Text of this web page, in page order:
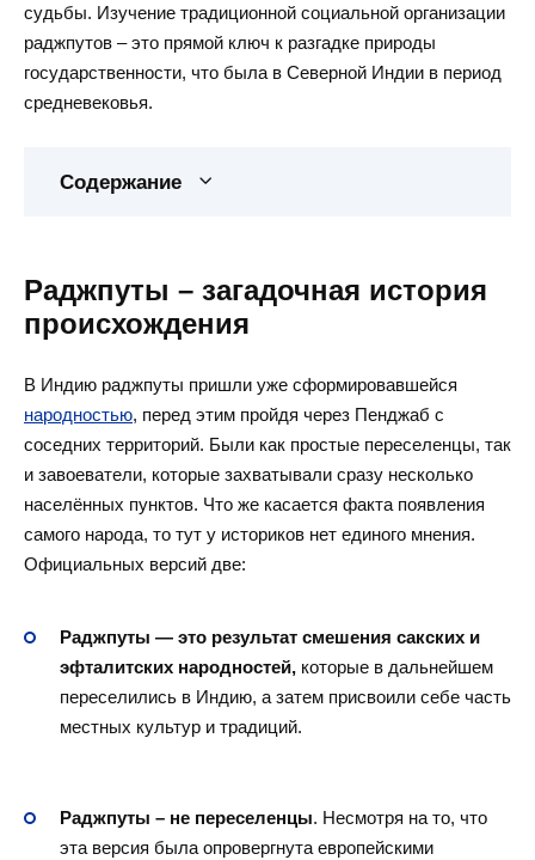
судьбы. Изучение традиционной социальной организации
раджпутов – это прямой ключ к разгадке природы
государственности, что была в Северной Индии в период
средневековья.
Содержание
Раджпуты – загадочная история
происхождения
В Индию раджпуты пришли уже сформировавшейся
народностью, перед этим пройдя через Пенджаб с
соседних территорий. Были как простые переселенцы, так
и завоеватели, которые захватывали сразу несколько
населённых пунктов. Что же касается факта появления
самого народа, то тут у историков нет единого мнения.
Официальных версий две:
Раджпуты — это результат смешения сакских и
эфталитских народностей, которые в дальнейшем
переселились в Индию, а затем присвоили себе часть
местных культур и традиций.
Раджпуты – не переселенцы. Несмотря на то, что
эта версия была опровергнута европейскими